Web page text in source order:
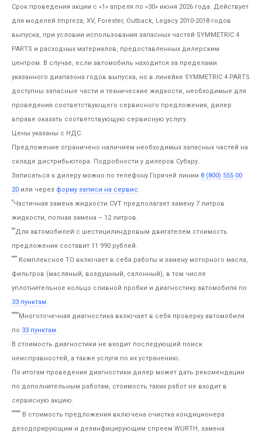
Срок проведения акции с «1» апреля по «30» июня 2026 года. Действует
для моделей Impreza, XV, Forester, Outback, Legacy 2010-2018 годов
выпуска, при условии использования запасных частей SYMMETRIC 4
PARTS и расходных материалов, предоставленных дилерским
центром. В случае, если автомобиль находится за пределами
указанного диапазона годов выпуска, но в линейке SYMMETRIC 4 PARTS
доступны запасные части и технические жидкости, необходимые для
проведения соответствующего сервисного предложения, дилер
вправе оказать соответствующую сервисную услугу.
Цены указаны с НДС.
Предложение ограничено наличием необходимых запасных частей на
складе дистрибьютора. Подробности у дилеров Субару.
Записаться к дилеру можно по телефону Горячей линии 8 (800) 555 00
20 или через форму записи на сервис.
*Частичная замена жидкости CVT предполагает замену 7 литров
жидкости, полная замена – 12 литров.
**Для автомобилей с шестицилиндровым двигателем стоимость
предложения составит 11 990 рублей.
*** Комплексное ТО включает в себя работы и замену моторного масла,
фильтров (масляный, воздушный, салонный), в том числе
уплотнительное кольцо сливной пробки и диагностику автомобиля по
33 пунктам.
****Многоточечная диагностика включает в себя проверку автомобиля
по 33 пунктам.
В стоимость диагностики не входит последующий поиск
неисправностей, а также услуги по их устранению.
По итогам проведения диагностики дилер может дать рекомендации
по дополнительным работам, стоимость таких работ не входит в
сервисную акцию.
***** В стоимость предложения включена очистка кондиционера
дезодорирующим и дезинфицирующим спреем WURTH, замена